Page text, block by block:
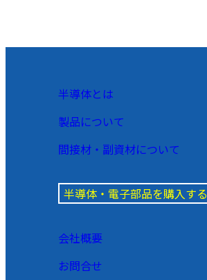
半導体とは
製品について
間接材・副資材について
半導体・電子部品を購入する
会社概要
お問合せ